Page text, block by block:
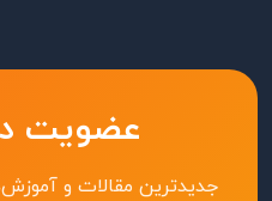
عضویت
جدیدترین مقالات و